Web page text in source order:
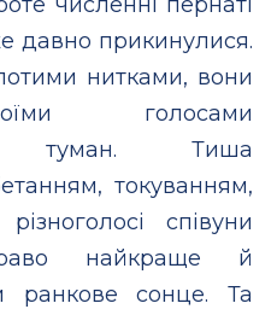
давно прикинулися.
нитками, вони
голосами
туман. Тиша
токуванням,
співуни
найкраще й
ранкове сонце. Та